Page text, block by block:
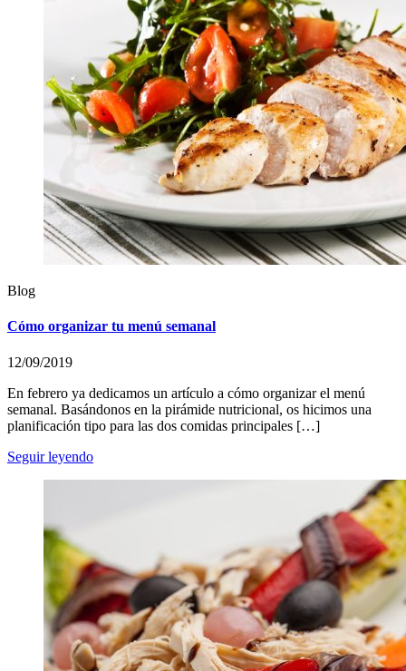
Blog
Cómo organizar tu menú semanal
12/09/2019
En febrero ya dedicamos un artículo a cómo organizar el menú
semanal. Basándonos en la pirámide nutricional, os hicimos una
planificación tipo para las dos comidas principales […]
Seguir leyendo